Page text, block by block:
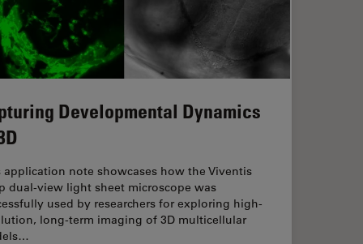
Developmental Dynamics
application note showcases how the Viventis
dual-view light sheet microscope was
used by researchers for exploring high-
long-term imaging of 3D multicellular